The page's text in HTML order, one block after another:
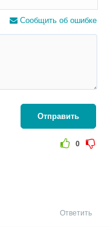
Сообщить об ошибке
Отправить
0
Ответить